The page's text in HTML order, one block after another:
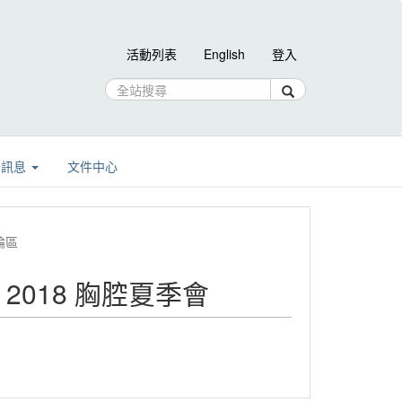
活動列表 English 登入
息 文件中心
區
胸腔夏季會